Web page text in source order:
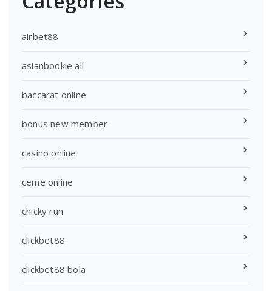
airbet88
asianbookie all
baccarat online
bonus new member
casino online
ceme online
chicky run
clickbet88
clickbet88 bola